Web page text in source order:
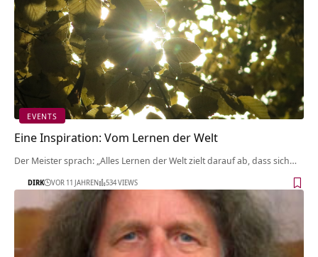
EVENTS
Eine Inspiration: Vom Lernen der Welt
Der Meister sprach: „Alles Lernen der Welt zielt darauf ab, dass sich…
DIRK VOR 11 JAHREN 534 VIEWS